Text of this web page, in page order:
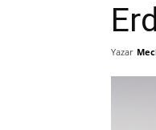
Yazar